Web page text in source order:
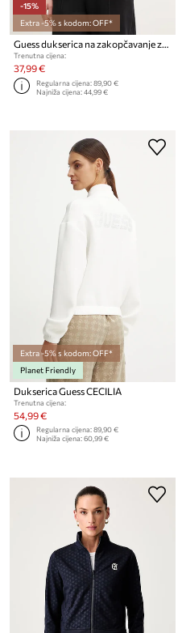
-15%
Extra -5% s kodom: OFF*
Guess dukserica na zakopčavanje za žene s pamukom BRITNEY
Trenutna cijena:
37,99 €
Regularna cijena:89,90 €
Najniža cijena:44,99 €
Extra -5% s kodom: OFF*
Planet Friendly
Dukserica Guess CECILIA
Trenutna cijena:
54,99 €
Regularna cijena:89,90 €
Najniža cijena:60,99 €